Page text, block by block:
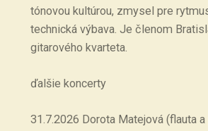
tónovou kultúrou, zmysel pre
technická výbava. Je členom
gitarového kvarteta.
ďalšie koncerty
31.7.2026 Dorota Matejová (flauta